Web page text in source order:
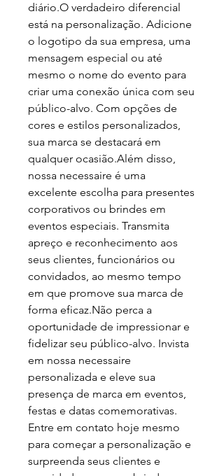
diário.O verdadeiro diferencial
está na personalização. Adicione
o logotipo da sua empresa, uma
mensagem especial ou até
mesmo o nome do evento para
criar uma conexão única com seu
público-alvo. Com opções de
cores e estilos personalizados,
sua marca se destacará em
qualquer ocasião.Além disso,
nossa necessaire é uma
excelente escolha para presentes
corporativos ou brindes em
eventos especiais. Transmita
apreço e reconhecimento aos
seus clientes, funcionários ou
convidados, ao mesmo tempo
em que promove sua marca de
forma eficaz.Não perca a
oportunidade de impressionar e
fidelizar seu público-alvo. Invista
em nossa necessaire
personalizada e eleve sua
presença de marca em eventos,
festas e datas comemorativas.
Entre em contato hoje mesmo
para começar a personalização e
surpreenda seus clientes e